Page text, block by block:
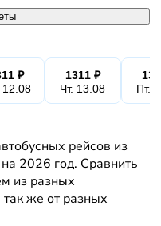
₽
1311 ₽
Чт. 13.08
Пт.
рейсов из
2026 год. Сравнить
из разных
так же от разных